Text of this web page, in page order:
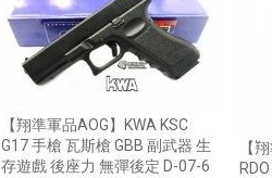
【翔準軍品AOG】KWA KSC
G17 手槍 瓦斯槍 GBB 副武器 生
存遊戲 後座力 無彈後定 D-07-6
【